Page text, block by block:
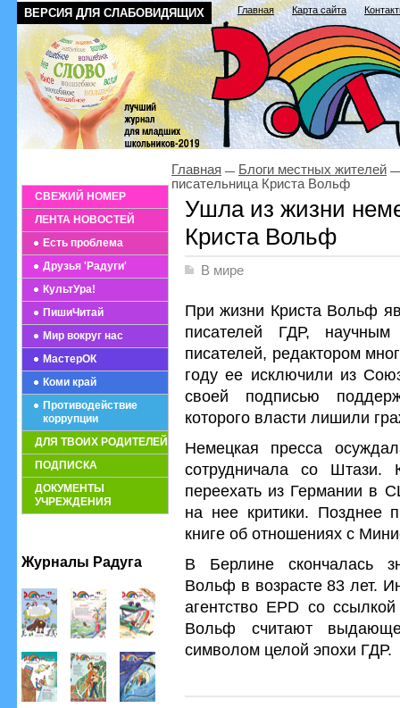
ВЕРСИЯ ДЛЯ СЛАБОВИДЯЩИХ Главная Карта сайта
СВЕЖИЙ НОМЕР
ЛЕНТА НОВОСТЕЙ
Есть проблема
Друзья 'Радуги'
КультУра!
ПишиЧитай
Мир вокруг нас
МастерОК
Коми край
Противодействие
коррупции
ДЛЯ ТВОИХ РОДИТЕЛЕЙ
ПОДПИСКА
ДОКУМЕНТЫ
УЧРЕЖДЕНИЯ
Журналы Радуга
Главная
Блоги местных жителей
писательница Криста Вольф
Ушла из жизни
Криста Вольф
В мире
При жизни Криста Вольф
писателей ГДР, научным
писателей, редактором
году ее исключили из
своей подписью
которого власти лишили
Немецкая пресса
сотрудничала со
переехать из Германии в
на нее критики. Позднее
книге об отношениях с
В Берлине скончалась
Вольф в возрасте 83 лет.
агентство EPD со
Вольф считают
символом целой эпохи ГДР.